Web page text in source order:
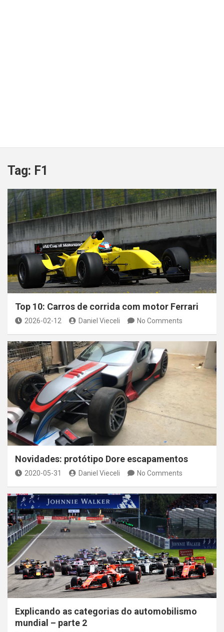
Tag: F1
Top 10: Carros de corrida com motor Ferrari
2026-02-12 Daniel Vieceli No Comments
Novidades: protótipo Dore escapamentos
2020-05-31 Daniel Vieceli No Comments
Explicando as categorias do automobilismo
mundial – parte 2